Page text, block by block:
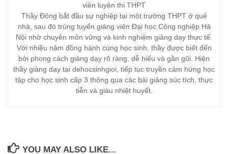
viên luyện thi THPT
Thầy Đông bắt đầu sự nghiệp tại một trường THPT ở quê
nhà, sau đó trúng tuyển giảng viên Đại học Công nghiệp Hà
Nội nhờ chuyên môn vững và kinh nghiệm giảng dạy thực tế.
Với nhiều năm đồng hành cùng học sinh, thầy được biết đến
bởi phong cách giảng dạy rõ ràng, dễ hiểu và gần gũi. Hiện
thầy giảng dạy tại dehocsinhgioi, tiếp tục truyền cảm hứng học
tập cho học sinh cấp 3 thông qua các bài giảng súc tích, thực
tiễn và giàu nhiệt huyết.
YOU MAY ALSO LIKE...